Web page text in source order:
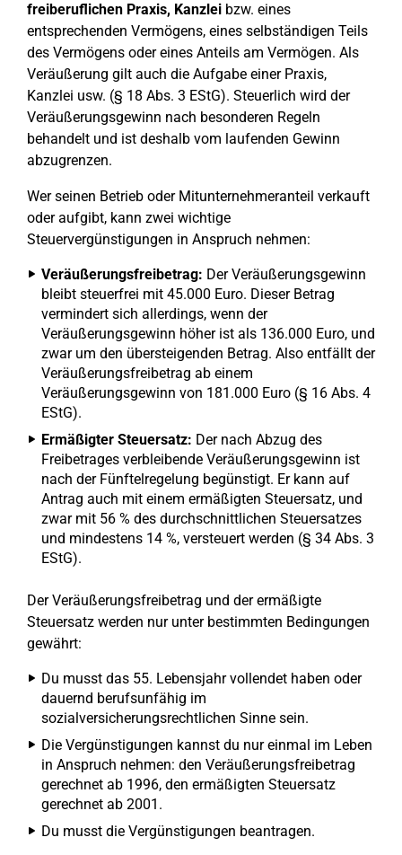
freiberuflichen Praxis, Kanzlei bzw. eines
entsprechenden Vermögens, eines selbständigen Teils
des Vermögens oder eines Anteils am Vermögen. Als
Veräußerung gilt auch die Aufgabe einer Praxis,
Kanzlei usw. (§ 18 Abs. 3 EStG). Steuerlich wird der
Veräußerungsgewinn nach besonderen Regeln
behandelt und ist deshalb vom laufenden Gewinn
abzugrenzen.
Wer seinen Betrieb oder Mitunternehmeranteil verkauft
oder aufgibt, kann zwei wichtige
Steuervergünstigungen in Anspruch nehmen:
Veräußerungsfreibetrag: Der Veräußerungsgewinn
bleibt steuerfrei mit 45.000 Euro. Dieser Betrag
vermindert sich allerdings, wenn der
Veräußerungsgewinn höher ist als 136.000 Euro, und
zwar um den übersteigenden Betrag. Also entfällt der
Veräußerungsfreibetrag ab einem
Veräußerungsgewinn von 181.000 Euro (§ 16 Abs. 4
EStG).
Ermäßigter Steuersatz: Der nach Abzug des
Freibetrages verbleibende Veräußerungsgewinn ist
nach der Fünftelregelung begünstigt. Er kann auf
Antrag auch mit einem ermäßigten Steuersatz, und
zwar mit 56 % des durchschnittlichen Steuersatzes
und mindestens 14 %, versteuert werden (§ 34 Abs. 3
EStG).
Der Veräußerungsfreibetrag und der ermäßigte
Steuersatz werden nur unter bestimmten Bedingungen
gewährt:
Du musst das 55. Lebensjahr vollendet haben oder
dauernd berufsunfähig im
sozialversicherungsrechtlichen Sinne sein.
Die Vergünstigungen kannst du nur einmal im Leben
in Anspruch nehmen: den Veräußerungsfreibetrag
gerechnet ab 1996, den ermäßigten Steuersatz
gerechnet ab 2001.
Du musst die Vergünstigungen beantragen.